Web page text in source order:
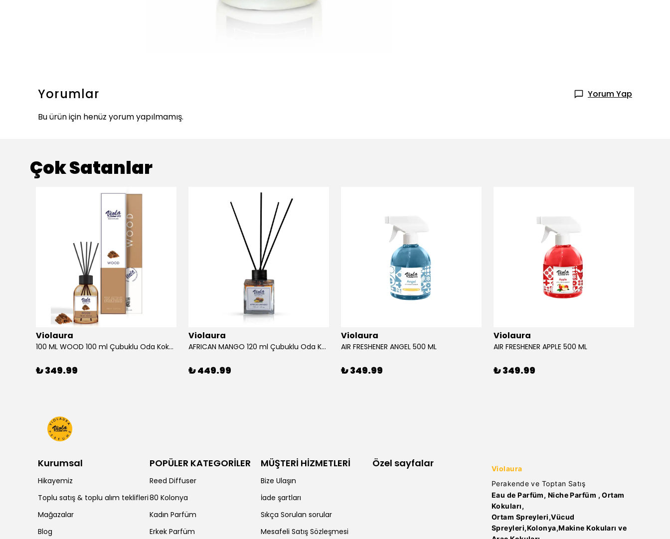
Yorumlar
Yorum Yap
Bu ürün için henüz yorum yapılmamış.
Çok Satanlar
Violaura
100 ML WOOD 100 ml Çubuklu Oda Kokusu
₺ 349.99
Violaura
AFRICAN MANGO 120 ml Çubuklu Oda Kokusu
₺ 449.99
Violaura
AIR FRESHENER ANGEL 500 ML
₺ 349.99
Violaura
AIR FRESHENER APPLE 500 ML
₺ 349.99
Kurumsal
Hikayemiz
Toplu satış & toplu alım teklifleri
Mağazalar
Blog
POPÜLER KATEGORİLER
Reed Diffuser
80 Kolonya
Kadın Parfüm
Erkek Parfüm
MÜŞTERİ HİZMETLERİ
Bize Ulaşın
İade şartları
Sıkça Sorulan sorular
Mesafeli Satış Sözleşmesi
Özel sayfalar
Violaura
Perakende ve Toptan Satış
Eau de Parfüm, Niche Parfüm , Ortam
Kokuları,
Ortam Spreyleri,Vücud
Spreyleri,Kolonya,Makine Kokuları ve